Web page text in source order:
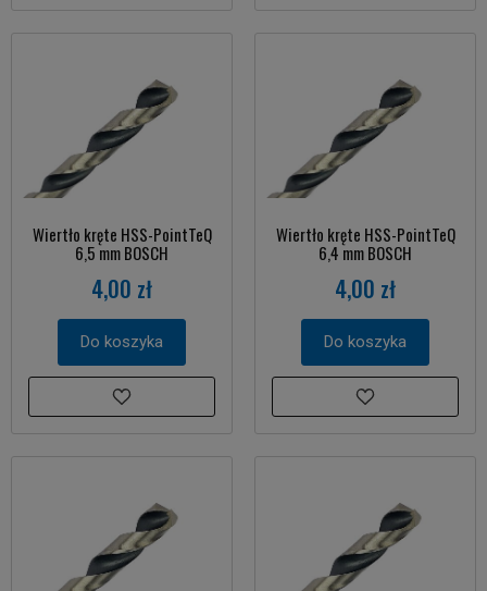
Wiertło kręte HSS-PointTeQ
6,5 mm BOSCH
4,00 zł
Do koszyka
Wiertło kręte HSS-PointTeQ
6,4 mm BOSCH
4,00 zł
Do koszyka